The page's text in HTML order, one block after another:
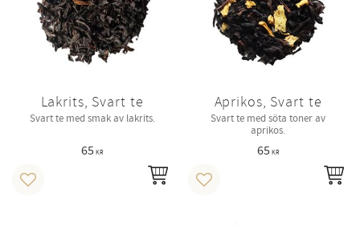
Lakrits, Svart te
Svart te med smak av lakrits.
65 KR
Lägg till i favoriter
Aprikos, Svart te
Svart te med söta toner av
aprikos.
65 KR
Lägg till i favoriter